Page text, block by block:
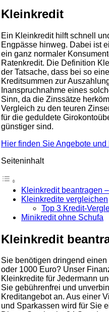
Kleinkredit
Ein Kleinkredit hilft schnell
Engpässe hinweg. Dabei ist
ein ganz normaler
Ratenkredit. Die Definition
der Tatsache, dass bei so
Kreditsummen zur
Inanspruchnahme eines
Sinn, da die Zinssätze
Vergleich zu den teuren
für die geduldete
günstiger sind.
Hier finden Sie Angebote
Seiteninhalt
Kleinkredit beantragen
Kleinkredite vergleichen
Top 3 Kredit-
Minikredit ohne Schufa
Kleinkredit
Sie benötigen dringend
oder 1000 Euro? Unser
Kleinkredite für Jedermann
Sie gebührenfrei und
Kreditangebot an. Aus einer
und Sparkassen wird für Sie